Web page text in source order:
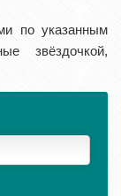
по указанным
звёздочкой,